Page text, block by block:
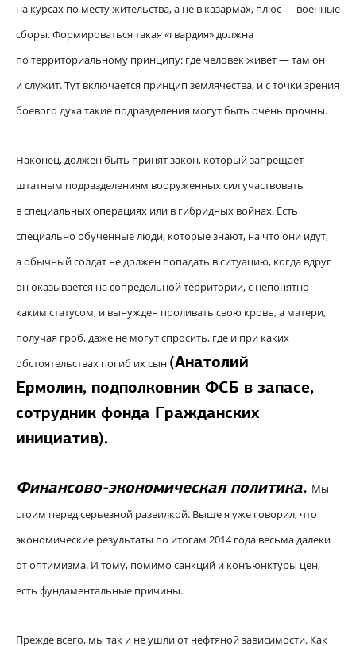
на курсах по месту жительства, а не в казармах, плюс — военные
сборы. Формироваться такая «гвардия» должна
по территориальному принципу: где человек живет — там он
и служит. Тут включается принцип землячества, и с точки зрения
боевого духа такие подразделения могут быть очень прочны.
Наконец, должен быть принят закон, который запрещает
штатным подразделениям вооруженных сил участвовать
в специальных операциях или в гибридных войнах. Есть
специально обученные люди, которые знают, на что они идут,
а обычный солдат не должен попадать в ситуацию, когда вдруг
он оказывается на сопредельной территории, с непонятно
каким статусом, и вынужден проливать свою кровь, а матери,
получая гроб, даже не могут спросить, где и при каких
обстоятельствах погиб их сын (Анатолий
Ермолин, подполковник ФСБ в запасе,
сотрудник фонда Гражданских
инициатив).
Финансово-экономическая политика. Мы
стоим перед серьезной развилкой. Выше я уже говорил, что
экономические результаты по итогам 2014 года весьма далеки
от оптимизма. И тому, помимо санкций и конъюнктуры цен,
есть фундаментальные причины.
Прежде всего, мы так и не ушли от нефтяной зависимости. Как